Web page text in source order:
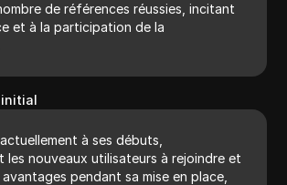
de références réussies, incitant
et à la participation de la
à ses débuts,
les nouveaux utilisateurs à rejoindre et
pendant sa mise en place,